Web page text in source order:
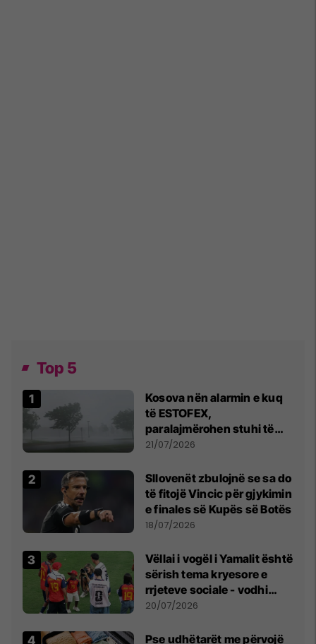
Top 5
Kosova nën alarmin e kuq
të ESTOFEX,
paralajmërohen stuhi të
fuqishme me breshër dhe
21/07/2026
Sllovenët zbulojnë se sa do
të fitojë Vincic për gjykimin
e finales së Kupës së Botës
18/07/2026
Vëllai i vogël i Yamalit është
sërish tema kryesore e
rrjeteve sociale - vodhi
vëmendjen pas finales së
20/07/2026
Pse udhëtarët me përvojë